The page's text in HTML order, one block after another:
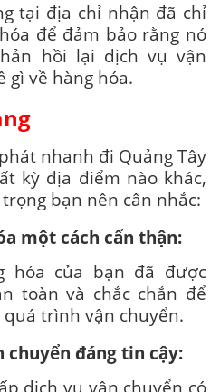
tại địa chỉ nhận đã chỉ
để đảm bảo rằng nó
hồi lại dịch vụ vận
gì về hàng hóa.
nhanh đi Quảng Tây
kỳ địa điểm nào khác,
bạn nên cân nhắc:
một cách cẩn thận:
hóa của bạn đã được
toàn và chắc chắn để
trình vận chuyển.
chuyển đáng tin cậy:
dịch vụ vận chuyển có